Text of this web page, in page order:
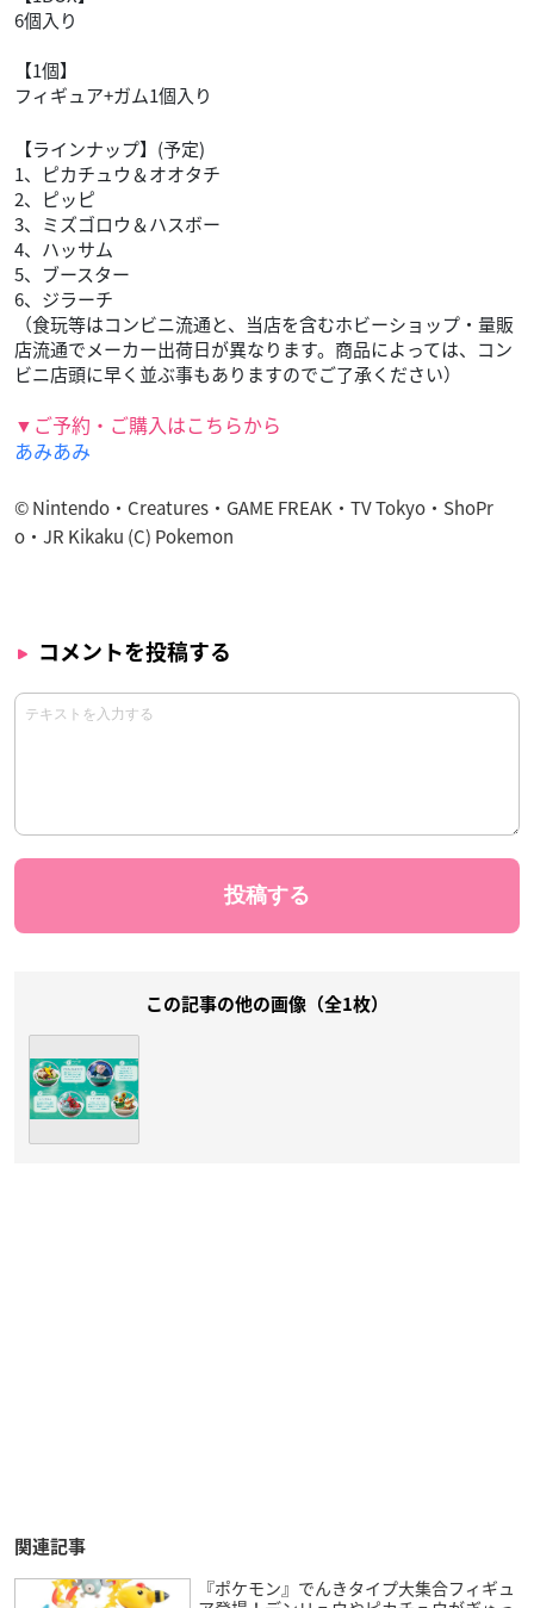
6個入り
【1個】
フィギュア+ガム1個入り
【ラインナップ】(予定)
1、ピカチュウ＆オオタチ
2、ピッピ
3、ミズゴロウ＆ハスボー
4、ハッサム
5、ブースター
6、ジラーチ
（食玩等はコンビニ流通と、当店を含むホビーショップ・量販
店流通でメーカー出荷日が異なります。商品によっては、コン
ビニ店頭に早く並ぶ事もありますのでご了承ください）
▼ご予約・ご購入はこちらから
あみあみ
© Nintendo・Creatures・GAME FREAK・TV Tokyo・ShoPr
o・JR Kikaku (C) Pokemon
コメントを投稿する
この記事の他の画像（全1枚）
関連記事
『ポケモン』でんきタイプ大集合フィギュ